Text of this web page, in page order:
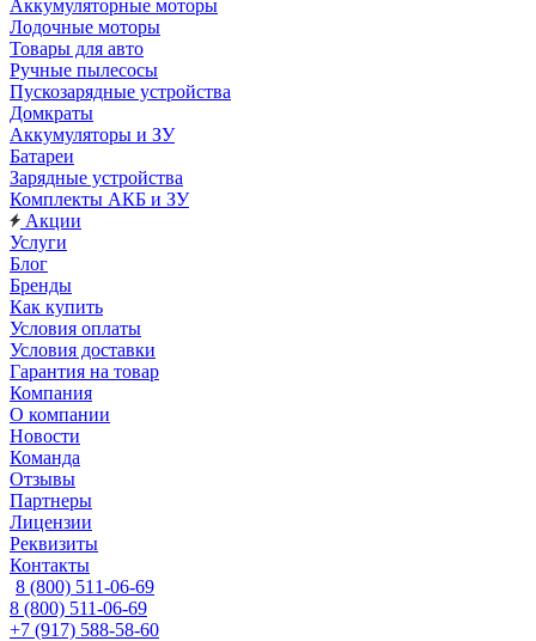
Аккумуляторные моторы
Лодочные моторы
Товары для авто
Ручные пылесосы
Пускозарядные устройства
Домкраты
Аккумуляторы и ЗУ
Батареи
Зарядные устройства
Комплекты АКБ и ЗУ
Акции
Услуги
Блог
Бренды
Как купить
Условия оплаты
Условия доставки
Гарантия на товар
Компания
О компании
Новости
Команда
Отзывы
Партнеры
Лицензии
Реквизиты
Контакты
8 (800) 511-06-69
8 (800) 511-06-69
+7 (917) 588-58-60